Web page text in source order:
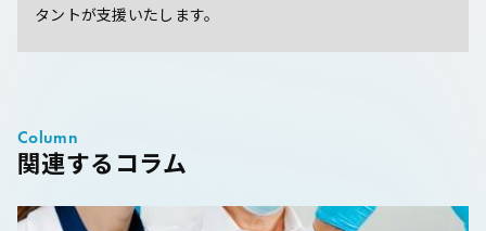
タントが支援いたします。
関連するコラム
Column